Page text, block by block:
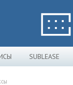
SUBLEASE